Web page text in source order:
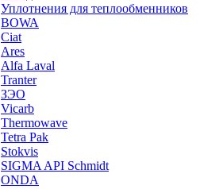
Уплотнения для теплообменников
BOWA
Ciat
Ares
Alfa Laval
Tranter
ЗЭО
Vicarb
Thermowave
Tetra Pak
Stokvis
SIGMA API Schmidt
ONDA